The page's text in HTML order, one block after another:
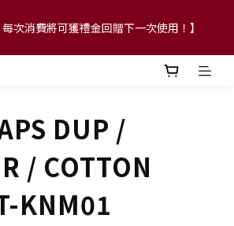
兩件指定現貨產品即享88折】
每次消費將可獲禮金回贈下一次使用！】
兩件指定現貨產品即享88折】
DUP /
/ COTTON
KNM01